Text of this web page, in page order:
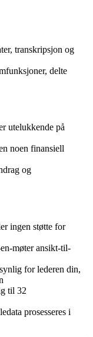
transkripsjon og
delte
utelukkende på
noen finansiell
og
ingen støtte for
møter ansikt-til-
for lederen din,
til 32
prosesseres i